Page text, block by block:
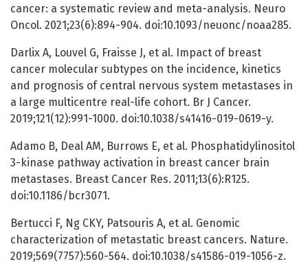
cancer: a systematic review and meta-analysis. Neuro
Oncol. 2021;23(6):894-904. doi:10.1093/neuonc/noaa285.
Darlix A, Louvel G, Fraisse J, et al. Impact of breast
cancer molecular subtypes on the incidence, kinetics
and prognosis of central nervous system metastases in
a large multicentre real-life cohort. Br J Cancer.
2019;121(12):991-1000. doi:10.1038/s41416-019-0619-y.
Adamo B, Deal AM, Burrows E, et al. Phosphatidylinositol
3-kinase pathway activation in breast cancer brain
metastases. Breast Cancer Res. 2011;13(6):R125.
doi:10.1186/bcr3071.
Bertucci F, Ng CKY, Patsouris A, et al. Genomic
characterization of metastatic breast cancers. Nature.
2019;569(7757):560-564. doi:10.1038/s41586-019-1056-z.